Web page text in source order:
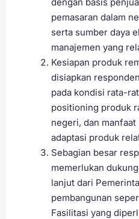
pemasaran dalam
serta sumber daya
manajemen yang
Kesiapan produk
disiapkan
pada kondisi rata-
positioning produk
negeri, dan
adaptasi produk
Sebagian besar
memerlukan
lanjut dari
pembangunan
Fasilitasi yang